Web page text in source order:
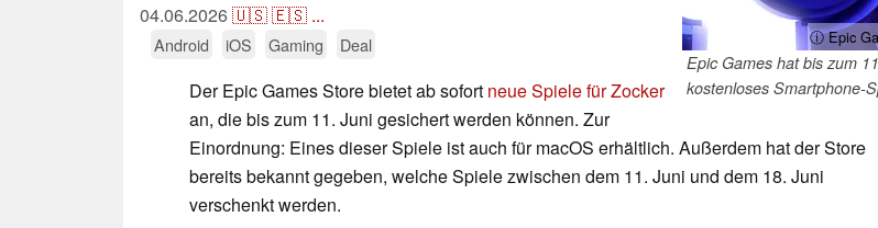
ⓘ Epic
Epic Games hat bis zum
kostenloses Smartphone-
04.06.2026🇺🇸🇪🇸 ...
Android iOS Gaming Deal
Der Epic Games Store bietet ab sofort neue Spiele für Zocker
an, die bis zum 11. Juni gesichert werden können. Zur
Einordnung: Eines dieser Spiele ist auch für macOS erhältlich. Außerdem hat der Store
bereits bekannt gegeben, welche Spiele zwischen dem 11. Juni und dem 18. Juni
verschenkt werden.